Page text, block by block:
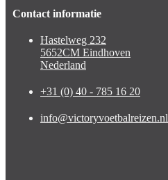
Contact informatie
Hastelweg 232
5652CM Eindhoven
Nederland
+31 (0) 40 - 785 16 20
info@victoryvoetbalreizen.nl